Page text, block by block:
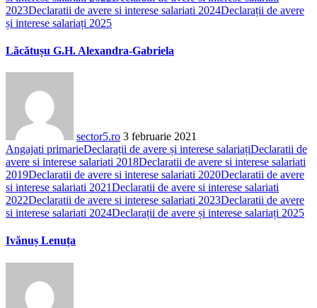
2023Declaratii de avere si interese salariati 2024Declarații de avere
și interese salariați 2025
Lăcătușu G.H. Alexandra-Gabriela
sector5.ro 3 februarie 2021
Angajati primarieDeclarații de avere și interese salariațiDeclaratii de
avere si interese salariati 2018Declaratii de avere si interese salariati
2019Declaratii de avere si interese salariati 2020Declaratii de avere
si interese salariati 2021Declaratii de avere si interese salariati
2022Declaratii de avere si interese salariati 2023Declaratii de avere
si interese salariati 2024Declarații de avere și interese salariați 2025
Ivănuș Lenuța